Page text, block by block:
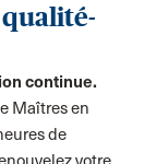
continue.
Maîtres en
de